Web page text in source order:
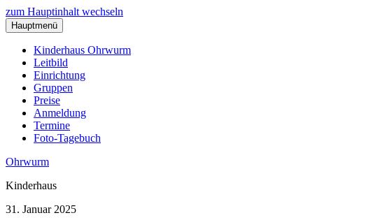
zum Hauptinhalt wechseln
Hauptmenü
Kinderhaus Ohrwurm
Leitbild
Einrichtung
Gruppen
Preise
Anmeldung
Termine
Foto-Tagebuch
Ohrwurm
Kinderhaus
31. Januar 2025